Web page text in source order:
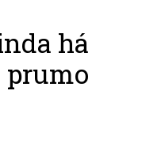
há
prumo